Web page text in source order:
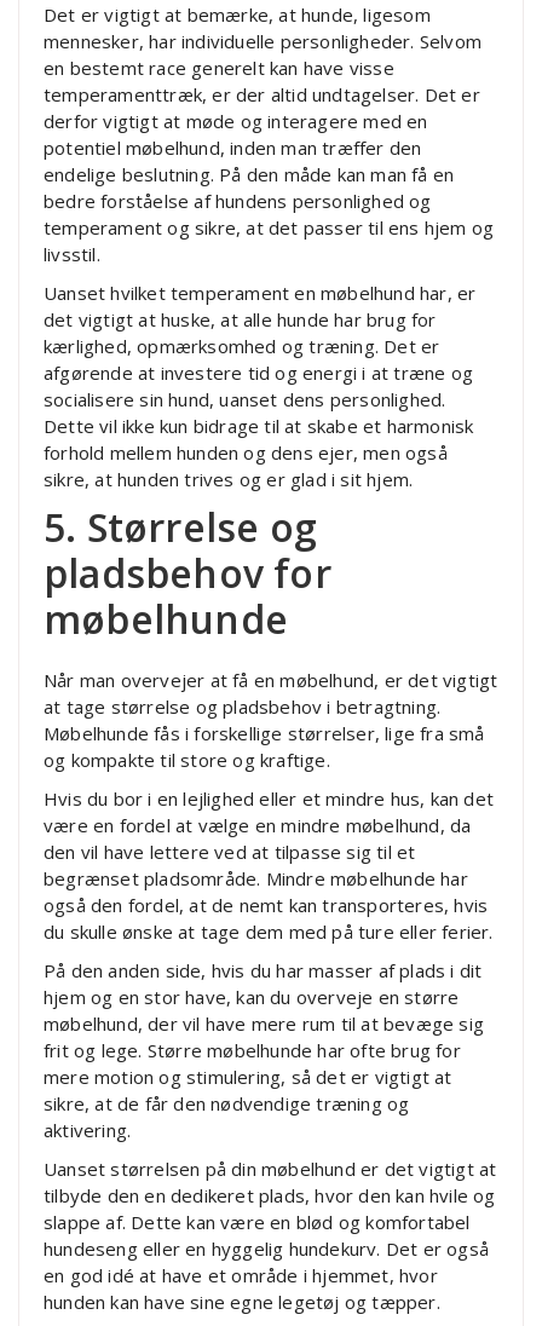
Det er vigtigt at bemærke, at hunde, ligesom
mennesker, har individuelle personligheder. Selvom
en bestemt race generelt kan have visse
temperamenttræk, er der altid undtagelser. Det er
derfor vigtigt at møde og interagere med en
potentiel møbelhund, inden man træffer den
endelige beslutning. På den måde kan man få en
bedre forståelse af hundens personlighed og
temperament og sikre, at det passer til ens hjem og
livsstil.
Uanset hvilket temperament en møbelhund har, er
det vigtigt at huske, at alle hunde har brug for
kærlighed, opmærksomhed og træning. Det er
afgørende at investere tid og energi i at træne og
socialisere sin hund, uanset dens personlighed.
Dette vil ikke kun bidrage til at skabe et harmonisk
forhold mellem hunden og dens ejer, men også
sikre, at hunden trives og er glad i sit hjem.
5. Størrelse og
pladsbehov for
møbelhunde
Når man overvejer at få en møbelhund, er det vigtigt
at tage størrelse og pladsbehov i betragtning.
Møbelhunde fås i forskellige størrelser, lige fra små
og kompakte til store og kraftige.
Hvis du bor i en lejlighed eller et mindre hus, kan det
være en fordel at vælge en mindre møbelhund, da
den vil have lettere ved at tilpasse sig til et
begrænset pladsområde. Mindre møbelhunde har
også den fordel, at de nemt kan transporteres, hvis
du skulle ønske at tage dem med på ture eller ferier.
På den anden side, hvis du har masser af plads i dit
hjem og en stor have, kan du overveje en større
møbelhund, der vil have mere rum til at bevæge sig
frit og lege. Større møbelhunde har ofte brug for
mere motion og stimulering, så det er vigtigt at
sikre, at de får den nødvendige træning og
aktivering.
Uanset størrelsen på din møbelhund er det vigtigt at
tilbyde den en dedikeret plads, hvor den kan hvile og
slappe af. Dette kan være en blød og komfortabel
hundeseng eller en hyggelig hundekurv. Det er også
en god idé at have et område i hjemmet, hvor
hunden kan have sine egne legetøj og tæpper.